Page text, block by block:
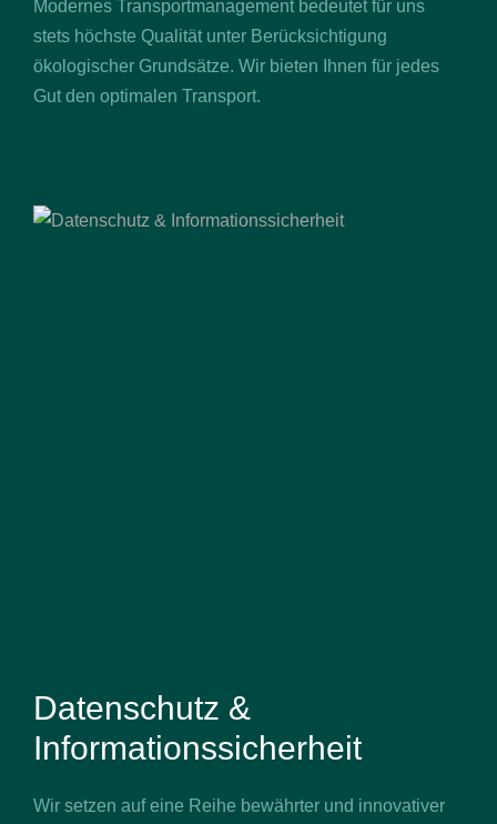
Modernes Transportmanagement bedeutet für uns
stets höchste Qualität unter Berücksichtigung
ökologischer Grundsätze. Wir bieten Ihnen für jedes
Gut den optimalen Transport.
Datenschutz &
Informationssicherheit
Wir setzen auf eine Reihe bewährter und innovativer